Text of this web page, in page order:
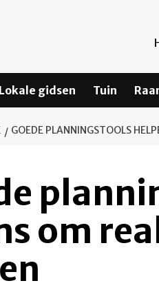
Lokale gidsen Tuin
GOEDE PLANNINGSTOOLS
om